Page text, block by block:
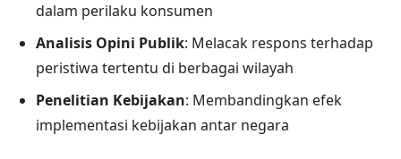
dalam perilaku konsumen
Analisis Opini Publik: Melacak respons terhadap
peristiwa tertentu di berbagai wilayah
Penelitian Kebijakan: Membandingkan efek
implementasi kebijakan antar negara